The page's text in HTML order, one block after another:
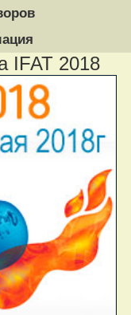
IFAT 2018